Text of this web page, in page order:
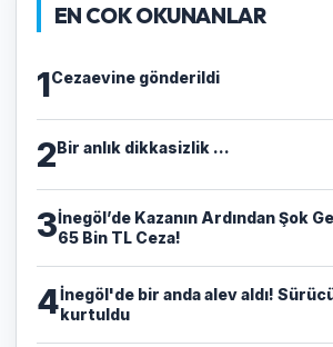
EN COK OKUNANLAR
1Cezaevine gönderildi
2Bir anlık dikkasizlik ...
3​İnegöl’de Kazanın Ardından Şok
65 Bin TL Ceza!
4İnegöl'de bir anda alev aldı!
kurtuldu